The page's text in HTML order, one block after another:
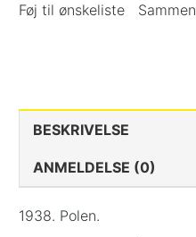
Føj til ønskeliste
BESKRIVELSE
ANMELDELSE (0)
1938. Polen.